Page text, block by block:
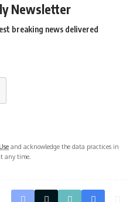
Newsletter
breaking news delivered
and acknowledge the data practices in
any time.